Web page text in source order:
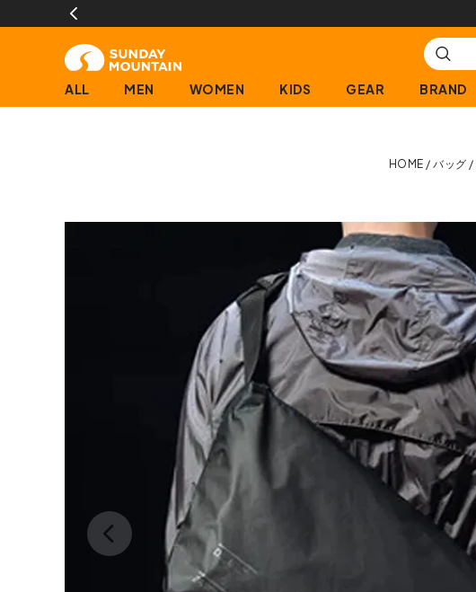
ALL MEN WOMEN KIDS GEAR BRAND
HOME バッグ